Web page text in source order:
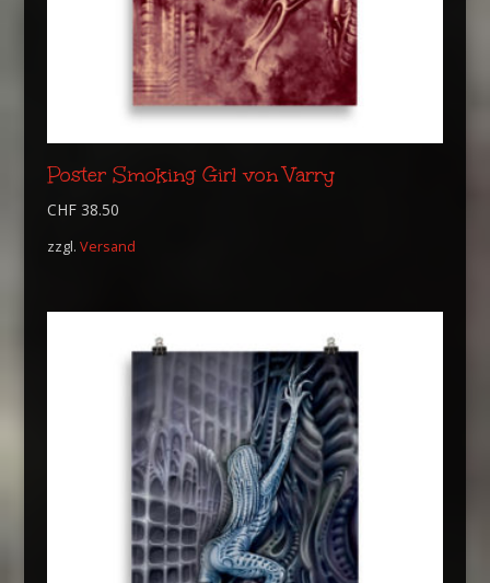
Poster Smoking Girl von Varry
CHF38.50
zzgl. Versand